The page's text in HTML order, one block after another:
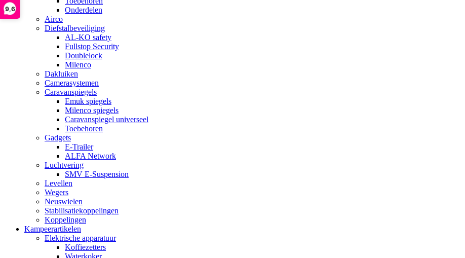
9,6
Onderdelen
Airco
Diefstalbeveiliging
AL-KO safety
Fullstop Security
Doublelock
Milenco
Dakluiken
Camerasystemen
Caravanspiegels
Emuk spiegels
Milenco spiegels
Caravanspiegel universeel
Toebehoren
Gadgets
E-Trailer
ALFA Network
Luchtvering
SMV E-Suspension
Levellen
Wegers
Neuswielen
Stabilisatiekoppelingen
Koppelingen
Kampeerartikelen
Elektrische apparatuur
Koffiezetters
Waterkoker